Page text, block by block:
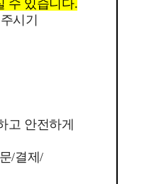
수 있습니다.
시기
고 안전하게
/결제/